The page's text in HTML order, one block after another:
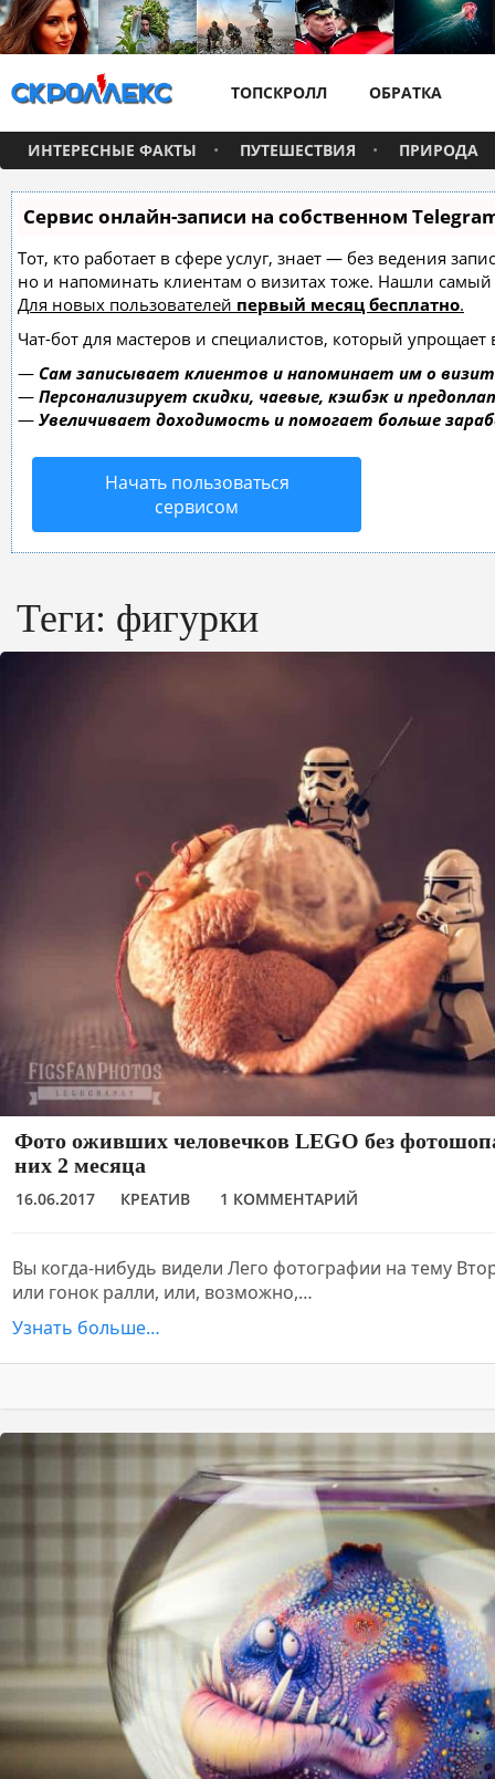
ТОПСКРОЛЛ ОБРАТКА
ИНТЕРЕСНЫЕ ФАКТЫ ПУТЕШЕСТВИЯ ПРИРОДА
Сервис онлайн-записи на собственном
Тот, кто работает в сфере услуг, знает — без ведения
но и напоминать клиентам о визитах тоже. Нашли
Для новых пользователей первый месяц бесплатно.
Чат-бот для мастеров и специалистов, который упрощает
— Сам записывает клиентов и напоминает им о
— Персонализирует скидки, чаевые, кэшбэк и
— Увеличивает доходимость и помогает больше
Начать пользоваться
сервисом
Теги: фигурки
Фото оживших человечков LEGO без
них 2 месяца
16.06.2017 КРЕАТИВ 1 КОММЕНТАРИЙ
Вы когда-нибудь видели Лего фотографии на тему
или гонок ралли, или, возможно,…
Узнать больше…